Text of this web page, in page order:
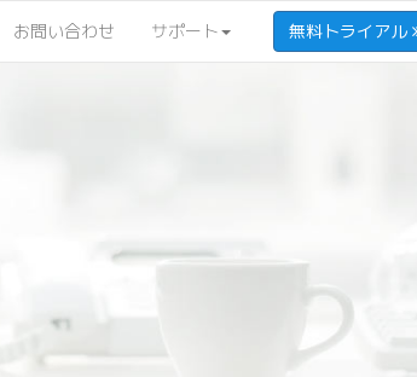
お問い合わせ サポート 無料トライアル